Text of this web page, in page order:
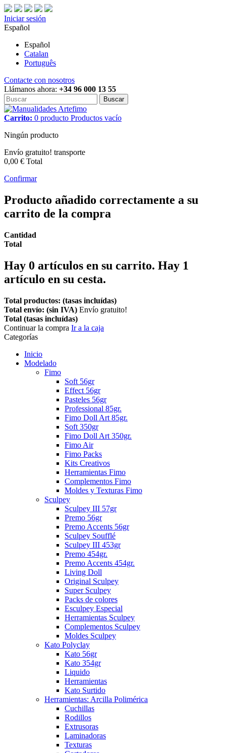
Iniciar sesión
Español
Español
Catalan
Português
Contacte con nosotros
Llámanos ahora: +34 96 000 13 55
Buscar
Carrito: 0 producto Productos vacío
Ningún producto
Envío gratuito! transporte
0,00 € Total
Confirmar
Producto añadido correctamente a su
carrito de la compra
Cantidad
Total
Hay 0 artículos en su carrito. Hay 1
artículo en su cesta.
Total productos: (tasas incluídas)
Total envío: (sin IVA) Envío gratuito!
Total (tasas incluídas)
Continuar la compra Ir a la caja
Categorías
Inicio
Modelado
Fimo
Soft 56gr
Effect 56gr
Pasteles 56gr
Professional 85gr.
Fimo Doll Art 85gr.
Soft 350gr
Fimo Doll Art 350gr.
Fimo Air
Fimo Packs
Kits Creativos
Herramientas Fimo
Complementos Fimo
Moldes y Texturas Fimo
Sculpey
Sculpey III 57gr
Premo 56gr
Premo Accents 56gr
Sculpey Soufflé
Sculpey III 453gr
Premo 454gr.
Premo Accents 454gr.
Living Doll
Original Sculpey
Super Sculpey
Packs de colores
Esculpey Especial
Herramientas Sculpey
Complementos Sculpey
Moldes Sculpey
Kato Polyclay
Kato 56gr
Kato 354gr
Liquido
Herramientas
Kato Surtido
Herramientas: Arcilla Polimérica
Cuchillas
Rodillos
Extrusoras
Laminadoras
Texturas